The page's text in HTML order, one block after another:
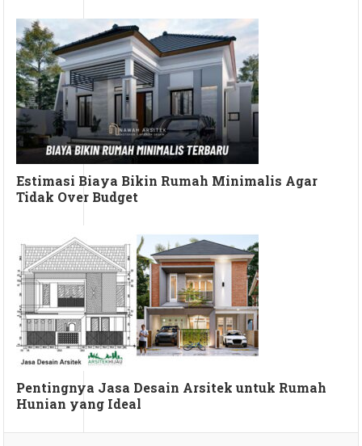
Estimasi Biaya Bikin Rumah Minimalis Agar
Tidak Over Budget
Pentingnya Jasa Desain Arsitek untuk Rumah
Hunian yang Ideal